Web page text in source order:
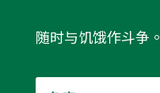
随时与饥饿作斗争。